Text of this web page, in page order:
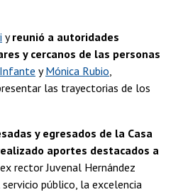
yreunió a autoridades
y cercanos de las personas
yMónica Rubio
las trayectorias de los
y egresados de la Casa
aportes destacados a
rector Juvenal Hernández
público, la excelencia